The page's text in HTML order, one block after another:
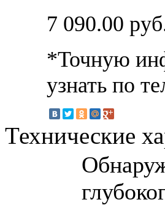
7 090.00
*Точную
узнать по
Технические